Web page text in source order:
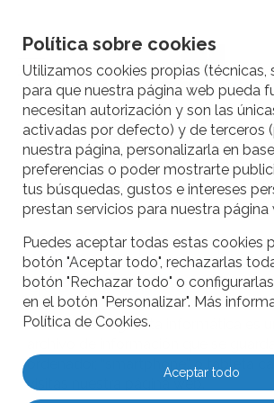
Política de cookies
Bienvenida/o a laPOLÍTICA DE
página web, donde te explicaremos
claro y sencillo todas las cuestiones
que puedas tener el control sobre
tus decisiones personales.
¿Qué son las cookies
qué las usamos?
Una cookie o galleta informática es
ordenador, “smartphone” o tableta
visitas nuestra página web.
Política sobre cookies
Utilizamos cookies propias (técnicas,
para que nuestra página web pueda
necesitan autorización y son las
activadas por defecto) y de terceros
nuestra página, personalizarla en
preferencias o poder mostrarte
tus búsquedas, gustos e intereses
prestan servicios para nuestra página
Puedes aceptar todas estas cookies
botón "Aceptar todo", rechazarlas
botón "Rechazar todo" o
en el botón "Personalizar". Más
Política de Cookies.
Aceptar todo